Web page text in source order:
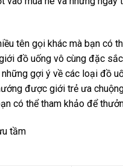
tên gọi khác mà bạn có
đồ uống vô cùng đặc sắc
gợi ý về các loại đồ
được giới trẻ ưa
có thể tham khảo để
tầm